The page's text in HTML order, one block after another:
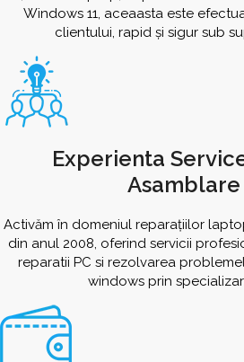
Windows 11, aceaasta este
clientului, rapid și sigur sub
Experienta
Asamblare
Activăm în domeniul reparațiilor
din anul 2008, oferind servicii
reparatii PC si rezolvarea
windows prin